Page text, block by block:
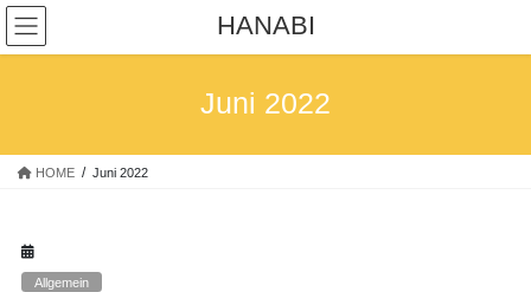
Skip
the
Skip
the
HANABI
Juni 2022
HOME Juni 2022
Allgemein